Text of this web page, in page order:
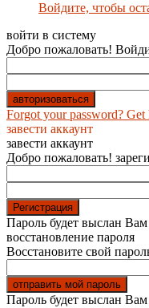
Войдите, чтобы
войти в систему
Добро пожаловать!
Forgot your password? Get
завести аккаунт
завести аккаунт
Добро пожаловать!
Пароль будет выслан
восстановление пароля
Восстановите свой
Пароль будет выслан